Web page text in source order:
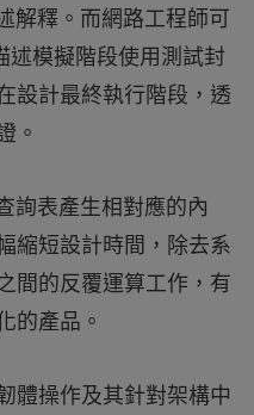
解釋。而網路工程師可
述模擬階段使用測試封
設計最終執行階段，透
。
詢表產生相對應的內
縮短設計時間，除去系
間的反覆運算工作，有
的產品。
體操作及其針對架構中